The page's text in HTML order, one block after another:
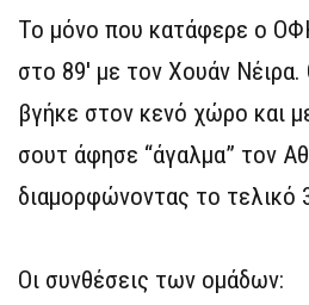
Το μόνο που κατάφερε ο
στο 89′ με τον Χουάν
βγήκε στον κενό χώρο και
σουτ άφησε “άγαλμα” τον
διαμορφώνοντας το τελικό
Οι συνθέσεις των ομάδων: